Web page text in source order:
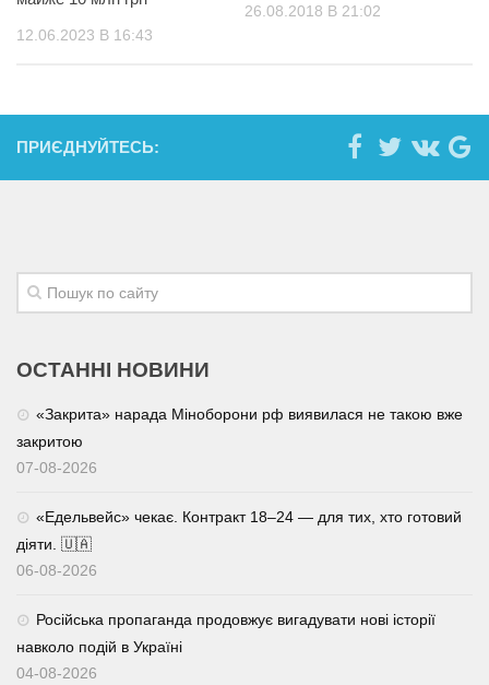
12.06.2023 В 16:43
26.08.2018 В 21:02
ПРИЄДНУЙТЕСЬ:
ОСТАННІ НОВИНИ
«Закрита» нарада Міноборони рф виявилася не такою вже
закритою
07-08-2026
«Едельвейс» чекає. Контракт 18–24 — для тих, хто готовий
діяти. 🇺🇦
06-08-2026
Російська пропаганда продовжує вигадувати нові історії
навколо подій в Україні
04-08-2026